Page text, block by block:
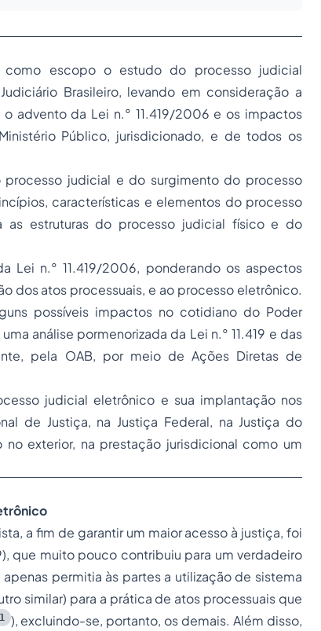
escopo o estudo do processo judicial
Brasileiro, levando em consideração a
advento da Lei n.° 11.419/2006 e os impactos
Público, jurisdicionado, e de todos os
judicial e do surgimento do processo
características e elementos do processo
as estruturas do processo judicial físico e do
Lei n.° 11.419/2006, ponderando os aspectos
dos atos processuais, e ao processo eletrônico.
possíveis impactos no cotidiano do Poder
análise pormenorizada da Lei n.° 11.419 e das
pela OAB, por meio de Ações Diretas de
judicial eletrônico e sua implantação nos
de Justiça, na Justiça Federal, na Justiça do
no exterior, na prestação jurisdicional como um
a fim de garantir um maior acesso à justiça, foi
que muito pouco contribuiu para um verdadeiro
permitia às partes a utilização de sistema
similar) para a prática de atos processuais que
1
), excluindo-se, portanto, os demais. Além disso,